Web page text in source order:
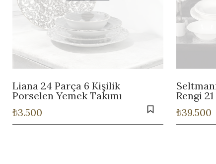
Liana 24 Parça 6 Kişilik
Porselen Yemek Takımı
₺3.500
Rengi
₺39.500